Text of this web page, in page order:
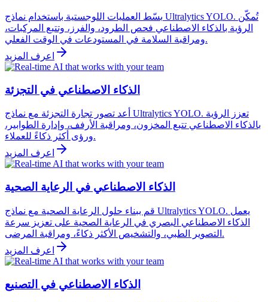
بسّط العمليات اللوجستية باستخدام نماذج Ultralytics YOLO. تُمكّن
الرؤية بالذكاء الاصطناعي فحص الطرود، والفرز، وتتبع المركبات،
ومراقبة السلامة في المستودعات في الوقت الفعلي.
اعرف المزيد
الذكاء الاصطناعي في التجزئة
أعد تصور تجارة التجزئة مع نماذج Ultralytics YOLO. تعزز الرؤية
بالذكاء الاصطناعي تتبع المخزون، ومراقبة الأرفف، وإدارة الطوابير،
ورؤى أكثر ذكاءً للعملاء.
اعرف المزيد
الذكاء الاصطناعي في الرعاية الصحية
قم ببناء حلول الرعاية الصحية مع نماذج Ultralytics YOLO. يعمل
الذكاء الاصطناعي البصري في الرعاية الصحية على تعزيز سرعة
التصوير الطبي، والتشخيص الأكثر ذكاءً، ومراقبة المرضى.
اعرف المزيد
الذكاء الاصطناعي في التصنيع